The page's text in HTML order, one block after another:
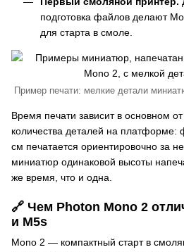
подготовка файлов делают
для старта в смоле.
Пример печати: мелкие детали
Время печати зависит в основном
количества деталей на платформе:
см печатается ориентировочно за
миниатюр одинаковой высоты
же время, что и одна.
🔗 Чем Photon Mono 2
и M5s
Mono 2 — компактный старт в